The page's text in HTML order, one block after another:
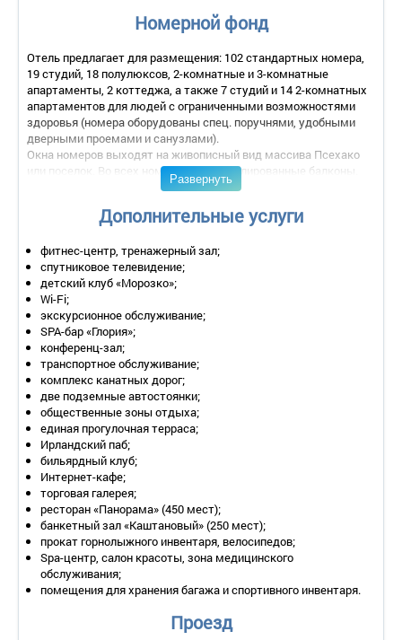
Номерной фонд
Отель предлагает для размещения: 102 стандартных номера,
19 студий, 18 полулюксов, 2-комнатные и 3-комнатные
апартаменты, 2 коттеджа, а также 7 студий и 14 2-комнатных
апартаментов для людей с ограниченными возможностями
здоровья (номера оборудованы спец. поручнями, удобными
дверными проемами и санузлами).
Окна номеров выходят на живописный вид массива Псехако
или поселок. Во всех номерах есть меблированные балконы.
Количество номеров – 102.
Количество основных мест – 2.
Дополнительное место – 1 (кровать).
Площадь – 16-17 кв.м.
Балкон – да.
Мебель – одна 2-спальная кровать или две 1,5-спальные
кровати, диван, письменный стол, багажная полка, кресла.
Оборудование – мини-бар, сейф, система охлаждения и
обогрева чиллер-фанкойл, телевизор со спутниковым
телевидением, телефон.
Покрытие пола – ламинат.
Санузел – душевая кабина, умывальник, унитаз, фен, пол с
подогревом.
Сервис:
- уборка номера – ежедневно.
2-местный номер «Студия» (Studio Suite)
Количество номеров – 19.
Количество основных мест – 2.
Дополнительное место – 1 (кровать).
Площадь – 35-40 кв.м.
Балкон – да.
Мебель – одна 2-спальная кровать или две 1,5-спальные
кровати, прикроватные тумбочки, журнальный столик,
кушетка, диван-кровать, письменный стол, стул, 2 кресла.
Развернуть
Дополнительные услуги
фитнес-центр, тренажерный зал;
спутниковое телевидение;
детский клуб «Морозко»;
Wi-Fi;
экскурсионное обслуживание;
SPA-бар «Глория»;
конференц-зал;
транспортное обслуживание;
комплекс канатных дорог;
две подземные автостоянки;
общественные зоны отдыха;
единая прогулочная терраса;
Ирландский паб;
бильярдный клуб;
Интернет-кафе;
торговая галерея;
ресторан «Панорама» (450 мест);
банкетный зал «Каштановый» (250 мест);
прокат горнолыжного инвентаря, велосипедов;
Spa-центр, салон красоты, зона медицинского
обслуживания;
помещения для хранения багажа и спортивного инвентаря.
Проезд